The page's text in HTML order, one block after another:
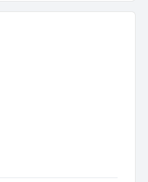
by name, description or teacher